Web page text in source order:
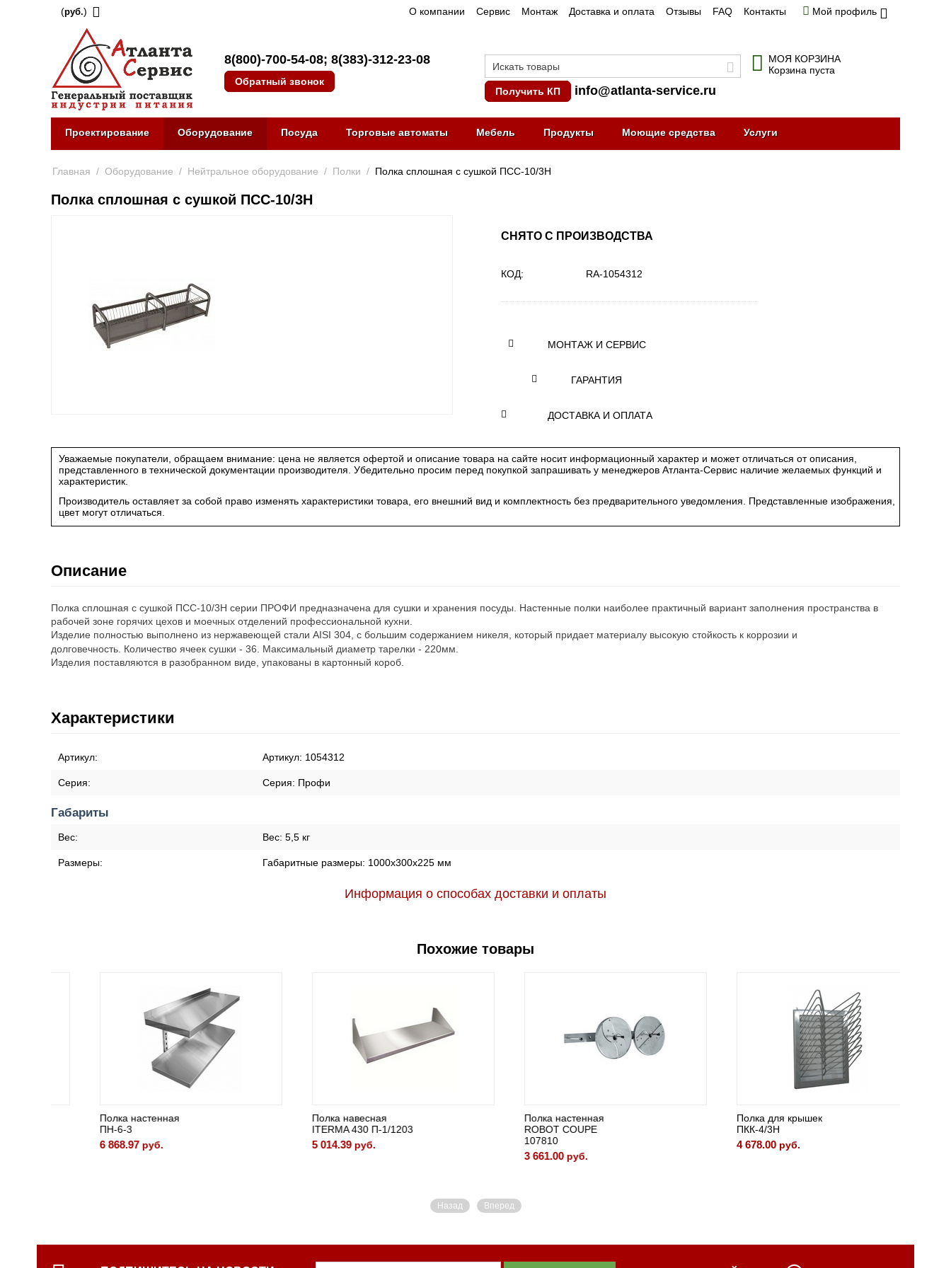
(руб.) О компании Сервис Монтаж Доставка и оплата Отзывы FAQ Контакты Мой профиль
8(800)-700-54-08; 8(383)-312-23-08
Обратный звонок
Получить КП
info@atlanta-service.ru
МОЯ КОРЗИНА
Корзина пуста
Проектирование Оборудование Посуда Торговые автоматы Мебель Продукты Моющие средства Услуги
Главная / Оборудование / Нейтральное оборудование / Полки / Полка сплошная с сушкой ПСС-10/3Н
Полка сплошная с сушкой ПСС-10/3Н
СНЯТО С ПРОИЗВОДСТВА
КОД: RA-1054312
МОНТАЖ И СЕРВИС
ГАРАНТИЯ
ДОСТАВКА И ОПЛАТА
Уважаемые покупатели, обращаем внимание: цена не является офертой и описание товара на сайте носит информационный характер и может отличаться от описания,
представленного в технической документации производителя. Убедительно просим перед покупкой запрашивать у менеджеров Атланта-Сервис наличие желаемых функций и
характеристик.
Производитель оставляет за собой право изменять характеристики товара, его внешний вид и комплектность без предварительного уведомления. Представленные изображения,
цвет могут отличаться.
Описание
Полка сплошная с сушкой ПСС-10/3Н серии ПРОФИ предназначена для сушки и хранения посуды. Настенные полки наиболее практичный вариант заполнения пространства в
рабочей зоне горячих цехов и моечных отделений профессиональной кухни.
Изделие полностью выполнено из нержавеющей стали AISI 304, с большим содержанием никеля, который придает материалу высокую стойкость к коррозии и
долговечность. Количество ячеек сушки - 36. Максимальный диаметр тарелки - 220мм.
Изделия поставляются в разобранном виде, упакованы в картонный короб.
Характеристики
Артикул: Артикул: 1054312
Серия: Серия: Профи
Габариты
Вес: Вес: 5,5 кг
Размеры: Габаритные размеры: 1000х300х225 мм
Информация о способах доставки и оплаты
Похожие товары
Полка настенная
6 868.97 руб.
Полка навесная
ITERMA 430 П-1/1203
5 014.39 руб.
Полка настенная
ROBOT COUPE
3 661.00 руб.
Полка для крышек
ПКК-4/3Н
4 678.00 руб.
Назад Вперед